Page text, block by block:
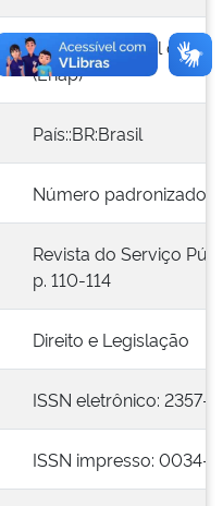
Escola Nacional de
(Enap)
País::BR:Brasil
Número padronizado:
Revista do Serviço
p. 110-114
Direito e Legislação
ISSN eletrônico: 2357-
ISSN impresso: 0034-